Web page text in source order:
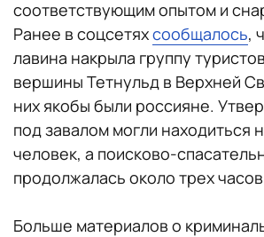
соответствующим опытом и
Ранее в соцсетяхсообщалось,
лавина накрыла группу
вершины Тетнульд в Верхней
них якобы были россияне.
под завалом могли находиться
человек, а поисково-
продолжалась около трех
Больше материалов о